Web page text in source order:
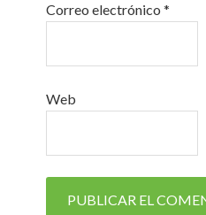
Correo electrónico*
Web